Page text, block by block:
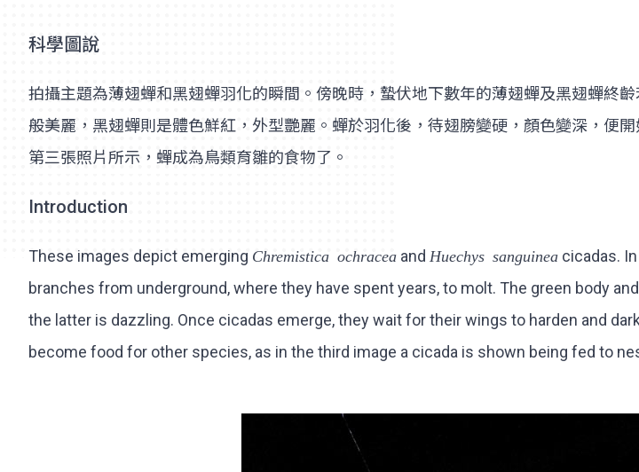
科學圖說
拍攝主題為薄翅蟬和黑翅蟬羽化的瞬間。傍晚時，蟄伏地下數年的薄翅蟬及黑翅蟬終
般美麗，黑翅蟬則是體色鮮紅，外型艷麗。蟬於羽化後，待翅膀變硬，顏色變深，便
第三張照片所示，蟬成為鳥類育雛的食物了。
Introduction
These images depict emerging Chremistica ochracea and Huechys sanguinea cicadas.
branches from underground, where they have spent years, to molt. The green body
the latter is dazzling. Once cicadas emerge, they wait for their wings to harden and
become food for other species, as in the third image a cicada is shown being fed to